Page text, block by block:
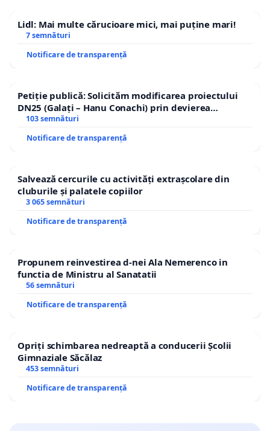
Lidl: Mai multe cărucioare mici, mai puține mari!
7 semnături
Notificare de transparență
Petiție publică: Solicităm modificarea proiectului
DN25 (Galați – Hanu Conachi) prin devierea
traseului în afara localităților!
103 semnături
Notificare de transparență
Salvează cercurile cu activități extrașcolare din
cluburile și palatele copiilor
3 065 semnături
Notificare de transparență
Propunem reinvestirea d-nei Ala Nemerenco in
functia de Ministru al Sanatatii
56 semnături
Notificare de transparență
Opriți schimbarea nedreaptă a conducerii Școlii
Gimnaziale Săcălaz
453 semnături
Notificare de transparență